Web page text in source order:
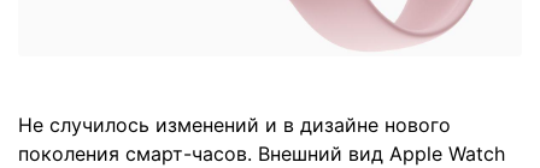
Не случилось изменений и в дизайне нового
поколения смарт-часов. Внешний вид Apple Watch